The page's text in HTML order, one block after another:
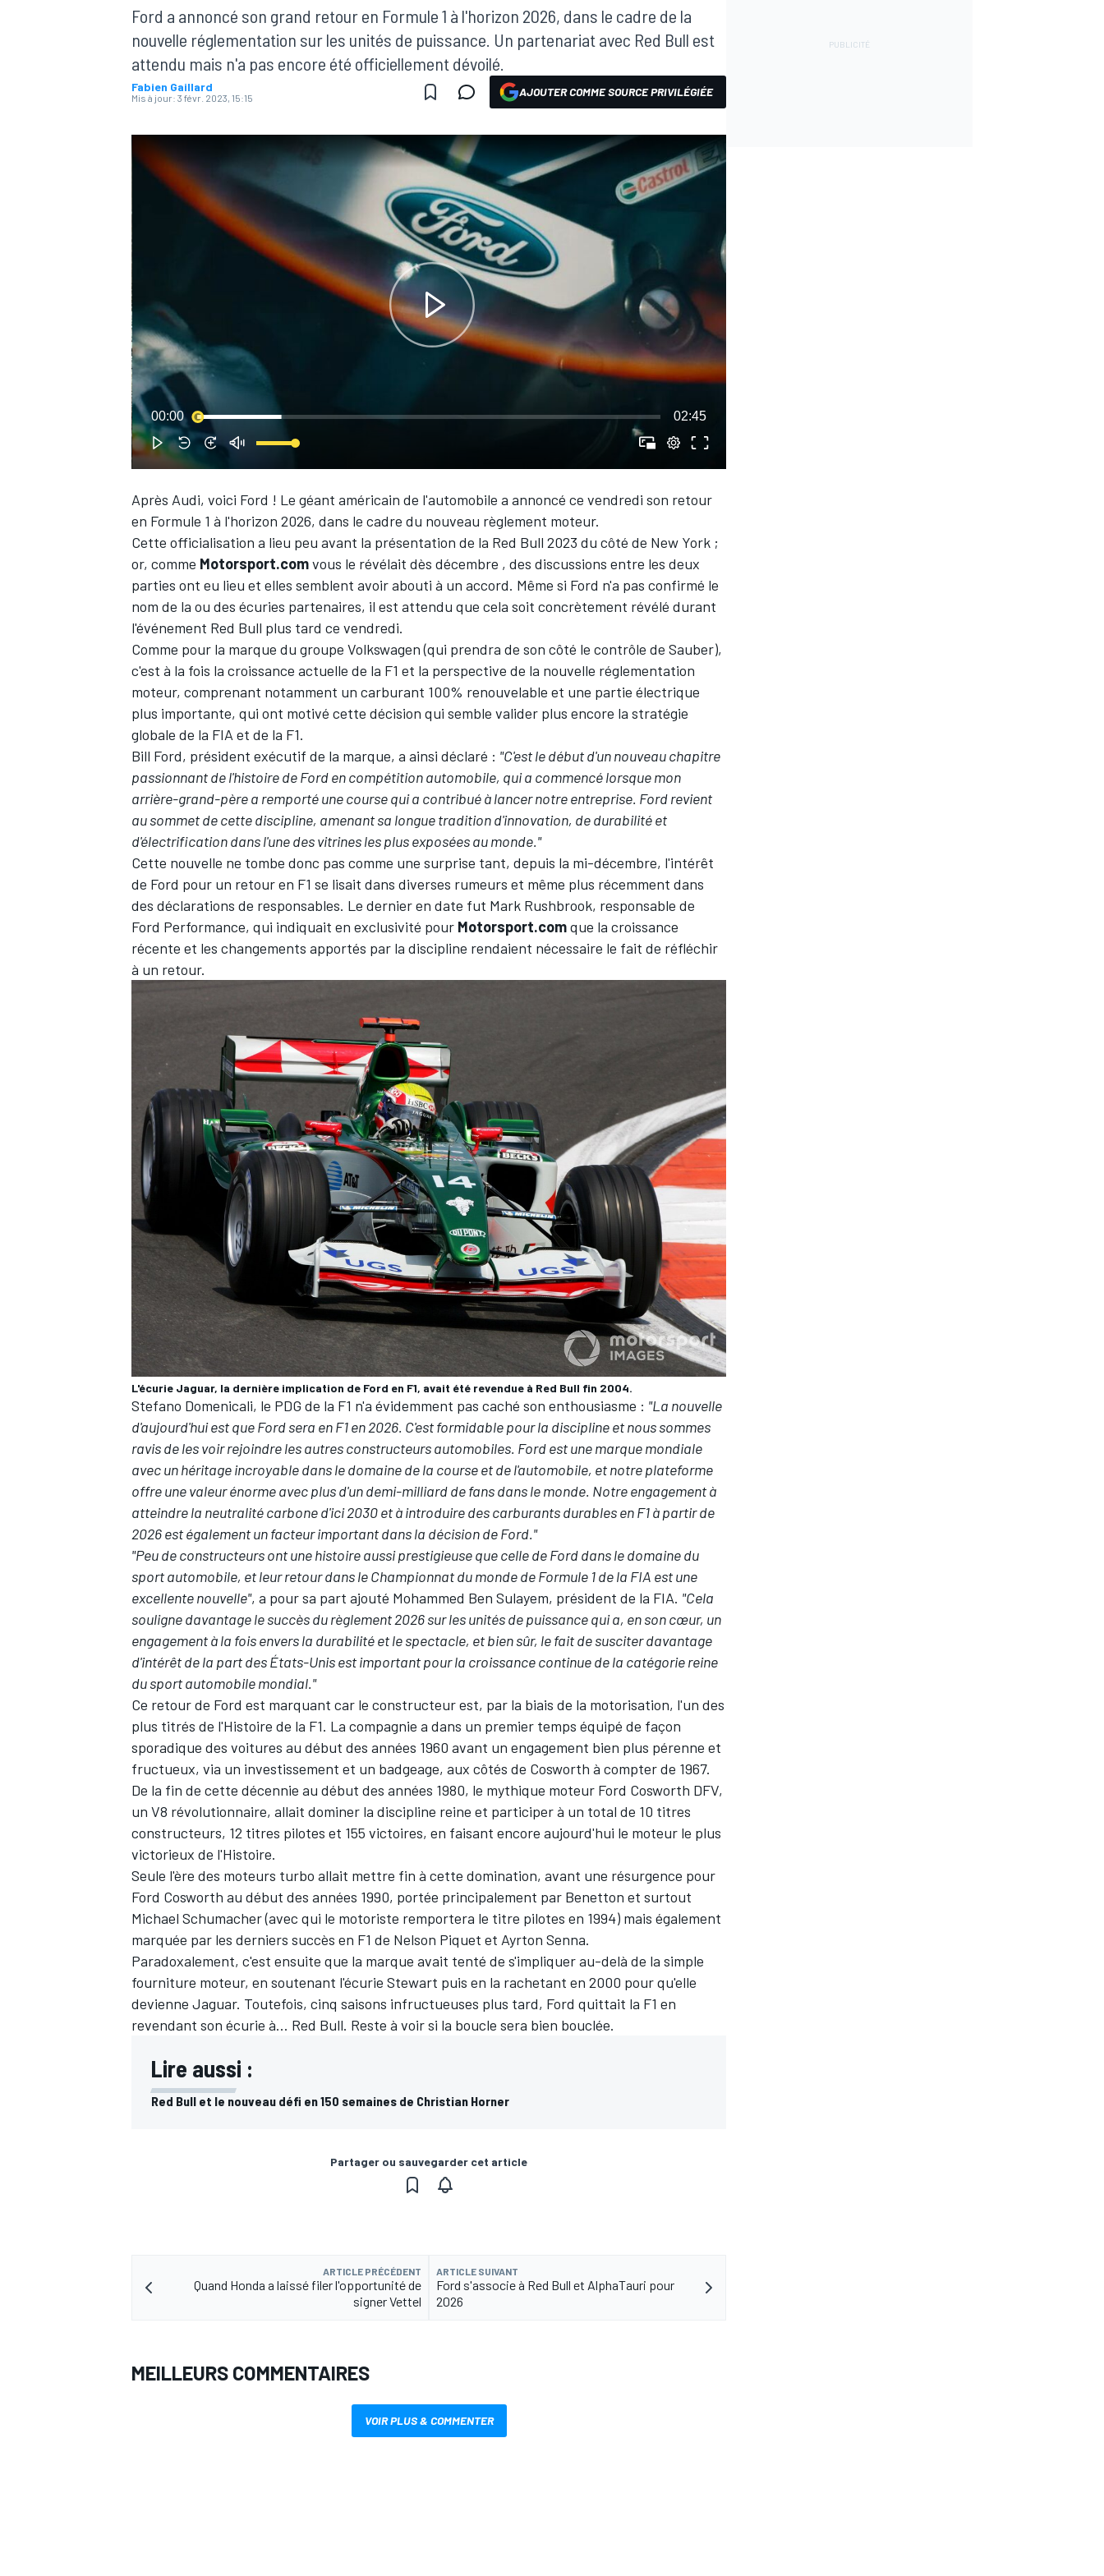
WRC
WEC
AUTRES CHAMPIONNATS
Ford a annoncé son grand retour en Formule 1 à l'horizon 2026, dans le cadre de la
nouvelle réglementation sur les unités de puissance. Un partenariat avec Red Bull est
attendu mais n'a pas encore été officiellement dévoilé.
Fabien Gaillard
Mis à jour: 3 févr. 2023, 15:15 AJOUTER COMME SOURCE PRIVILÉGIÉE
00:00 02:45
Après Audi, voici Ford ! Le géant américain de l'automobile a annoncé ce vendredi son retour
en Formule 1 à l'horizon 2026, dans le cadre du nouveau règlement moteur.
Cette officialisation a lieu peu avant la présentation de la Red Bull 2023 du côté de New York ;
or, comme Motorsport.comvous le révélait dès décembre , des discussions entre les deux
parties ont eu lieu et elles semblent avoir abouti à un accord. Même si Ford n'a pas confirmé le
nom de la ou des écuries partenaires, il est attendu que cela soit concrètement révélé durant
l'événement Red Bull plus tard ce vendredi.
Comme pour la marque du groupe Volkswagen (qui prendra de son côté le contrôle de Sauber),
c'est à la fois la croissance actuelle de la F1 et la perspective de la nouvelle réglementation
moteur, comprenant notamment un carburant 100% renouvelable et une partie électrique
plus importante, qui ont motivé cette décision qui semble valider plus encore la stratégie
globale de la FIA et de la F1.
Bill Ford, président exécutif de la marque, a ainsi déclaré : "C'est le début d'un nouveau chapitre
passionnant de l'histoire de Ford en compétition automobile, qui a commencé lorsque mon
arrière-grand-père a remporté une course qui a contribué à lancer notre entreprise. Ford revient
au sommet de cette discipline, amenant sa longue tradition d'innovation, de durabilité et
d'électrification dans l'une des vitrines les plus exposées au monde."
Cette nouvelle ne tombe donc pas comme une surprise tant, depuis la mi-décembre, l'intérêt
de Ford pour un retour en F1 se lisait dans diverses rumeurs et même plus récemment dans
des déclarations de responsables. Le dernier en date fut Mark Rushbrook, responsable de
Ford Performance, qui indiquait en exclusivité pour Motorsport.comque la croissance
récente et les changements apportés par la discipline rendaient nécessaire le fait de réfléchir
à un retour.
L'écurie Jaguar, la dernière implication de Ford en F1, avait été revendue à Red Bull fin 2004.
Stefano Domenicali, le PDG de la F1 n'a évidemment pas caché son enthousiasme : "La nouvelle
d'aujourd'hui est que Ford sera en F1 en 2026. C'est formidable pour la discipline et nous sommes
ravis de les voir rejoindre les autres constructeurs automobiles. Ford est une marque mondiale
avec un héritage incroyable dans le domaine de la course et de l'automobile, et notre plateforme
offre une valeur énorme avec plus d'un demi-milliard de fans dans le monde. Notre engagement à
atteindre la neutralité carbone d'ici 2030 et à introduire des carburants durables en F1 à partir de
2026 est également un facteur important dans la décision de Ford."
"Peu de constructeurs ont une histoire aussi prestigieuse que celle de Ford dans le domaine du
sport automobile, et leur retour dans le Championnat du monde de Formule 1 de la FIA est une
excellente nouvelle", a pour sa part ajouté Mohammed Ben Sulayem, président de la FIA. "Cela
souligne davantage le succès du règlement 2026 sur les unités de puissance qui a, en son cœur, un
engagement à la fois envers la durabilité et le spectacle, et bien sûr, le fait de susciter davantage
d'intérêt de la part des États-Unis est important pour la croissance continue de la catégorie reine
du sport automobile mondial."
Ce retour de Ford est marquant car le constructeur est, par la biais de la motorisation, l'un des
plus titrés de l'Histoire de la F1. La compagnie a dans un premier temps équipé de façon
sporadique des voitures au début des années 1960 avant un engagement bien plus pérenne et
fructueux, via un investissement et un badgeage, aux côtés de Cosworth à compter de 1967.
De la fin de cette décennie au début des années 1980, le mythique moteur Ford Cosworth DFV,
un V8 révolutionnaire, allait dominer la discipline reine et participer à un total de 10 titres
constructeurs, 12 titres pilotes et 155 victoires, en faisant encore aujourd'hui le moteur le plus
victorieux de l'Histoire.
Seule l'ère des moteurs turbo allait mettre fin à cette domination, avant une résurgence pour
Ford Cosworth au début des années 1990, portée principalement par Benetton et surtout
Michael Schumacher(avec qui le motoriste remportera le titre pilotes en 1994) mais également
marquée par les derniers succès en F1 de Nelson Piquet et Ayrton Senna.
Paradoxalement, c'est ensuite que la marque avait tenté de s'impliquer au-delà de la simple
fourniture moteur, en soutenant l'écurie Stewart puis en la rachetant en 2000 pour qu'elle
devienne Jaguar. Toutefois, cinq saisons infructueuses plus tard, Ford quittait la F1 en
revendant son écurie à... Red Bull. Reste à voir si la boucle sera bien bouclée.
Lire aussi :
Red Bull et le nouveau défi en 150 semaines de Christian Horner
Partager ou sauvegarder cet article
ARTICLE PRÉCÉDENT
Quand Honda a laissé filer l'opportunité de
signer Vettel
ARTICLE SUIVANT
Ford s'associe à Red Bull et AlphaTauri pour
2026
MEILLEURS COMMENTAIRES
VOIR PLUS & COMMENTER